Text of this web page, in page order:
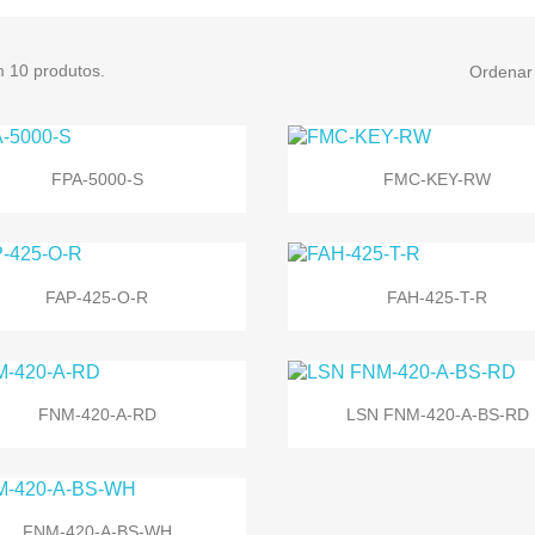
10 produtos.
Vista rápida
FPA‑5000-S  Vista rápida
FMC-KEY-RW
 Vista rápida
FAP-425-O-R  Vista rápida
FAH-425-T-R
 Vista rápida
FNM-420-A-RD  Vista rápida
LSN FNM-420-A-BS-RD
 Vista rápida